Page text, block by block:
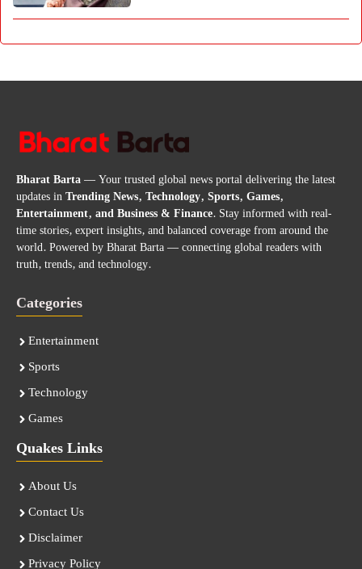
Bharat Barta— Your trusted global news portal delivering the latest
updates inTrending News, Technology, Sports, Games,
Entertainment, and Business & Finance. Stay informed with real-
time stories, expert insights, and balanced coverage from around the
world. Powered by Bharat Barta — connecting global readers with
truth, trends, and technology.
Categories
Entertainment
Sports
Technology
Games
Quakes Links
About Us
Contact Us
Disclaimer
Privacy Policy